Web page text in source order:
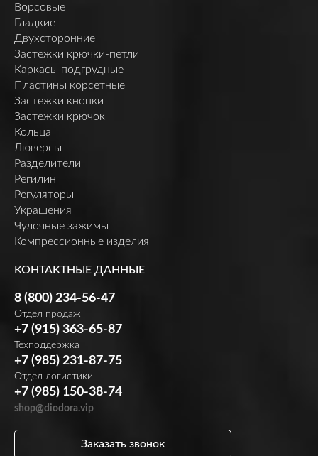
Ворсовые
Гладкие
Двухсторонние
Застежки крючки-петли
Каркасы подгрудные
Пластины корсетные
Застежки кнопки
Застежки крючок
Кольца
Люверсы
Разделители
Регилин
Регуляторы
Украшения
Чулочные зажимы
Компрессионные изделия
КОНТАКТНЫЕ ДАННЫЕ
8 (800) 234-56-47
Отдел продаж
+7 (915) 363-65-87
Техподдержка
+7 (985) 231-87-75
Отдел логистики
+7 (985) 150-38-74
shop@diodora.vip
Заказать звонок